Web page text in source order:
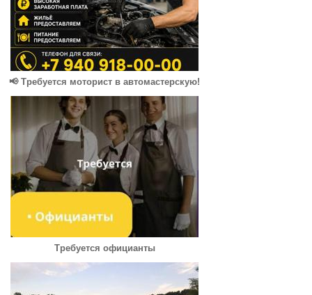
📢 Требуется моторист в автомастерскую!
Требуется официанты